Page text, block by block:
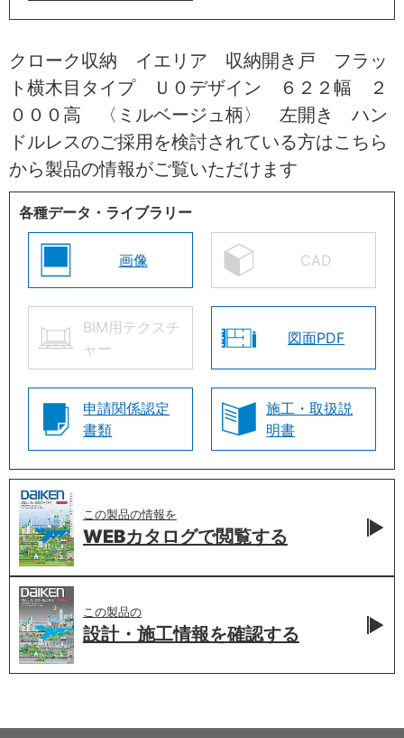
クローク収納 イエリア 収納開き戸 フラッ
ト横木目タイプ Ｕ０デザイン ６２２幅 ２
０００高 〈ミルベージュ柄〉 左開き ハン
ドルレスのご採用を検討されている方はこちら
から製品の情報がご覧いただけます
各種データ・ライブラリー
画像 CAD
BIM用テクスチ
ャー
図面PDF
申請関係認定
書類
施工・取扱説
明書
この製品の情報を
WEBカタログで閲覧する
この製品の
設計・施工情報を確認する